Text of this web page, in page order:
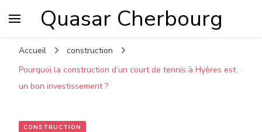
Quasar Cherbourg
Accueil
construction
Pourquoi la construction d’un court de tennis à Hyères est
un bon investissement ?
CONSTRUCTION